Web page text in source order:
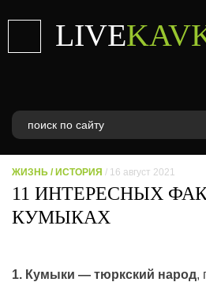
LIVE
ЖИЗНЬ / ИСТОРИЯ / 16 август 2021
11 ИНТЕРЕСНЫХ
КУМЫКАХ
1. Кумыки — тюркский народ,